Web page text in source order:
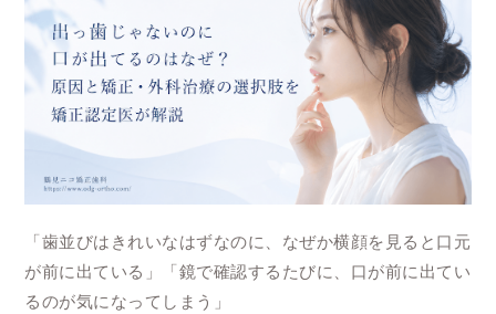
「歯並びはきれいなはずなのに、なぜか横顔を見ると口元
が前に出ている」「鏡で確認するたびに、口が前に出てい
るのが気になってしまう」